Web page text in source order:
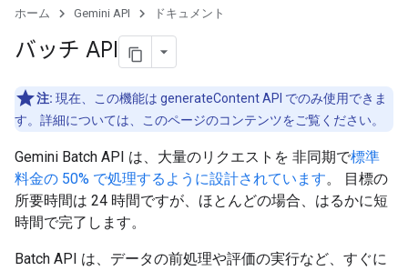
ホーム Gemini API ドキュメント
バッチ API
注: 現在、この機能は generateContent API でのみ使用できま
す。詳細については、このページのコンテンツをご覧ください。
Gemini Batch API は、大量のリクエストを 非同期で標準
料金の 50% で処理するように設計されています。 目標の
所要時間は 24 時間ですが、ほとんどの場合、はるかに短
時間で完了します。
Batch API は、データの前処理や評価の実行など、すぐに